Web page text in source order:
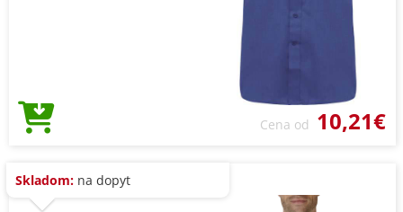
Cena od 10,21€
Skladom: na dopyt